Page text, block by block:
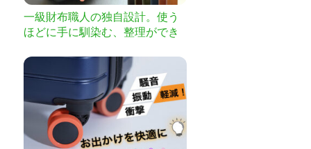
一級財布職人の独自設計。使う
ほどに手に馴染む、整理ができ